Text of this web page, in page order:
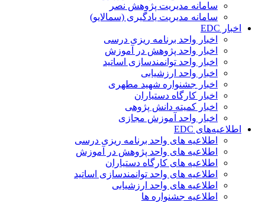
سامانه مدیریت پژوهش نصر
سامانه مدیریت یادگیری (سمالایو)
اخبار EDC
اخبار واحد برنامه ریزی درسی
اخبار واحد پژوهش در آموزش
اخبار واحد توانمندسازی اساتید
اخبار واحد ارزشیابی
اخبار جشنواره شهید مطهری
اخبار کارگاه دستیاران
اخبار کمیته دانش پژوهی
اخبار واحد آموزش مجازی
اطلاعیه‌های EDC
اطلاعیه های واحد برنامه ریزی درسی
اطلاعیه های واحد پژوهش در آموزش
اطلاعیه های کارگاه دستیاران
اطلاعیه های واحد توانمندسازی اساتید
اطلاعیه های واحد ارزشیابی
اطلاعیه جشنواره ها